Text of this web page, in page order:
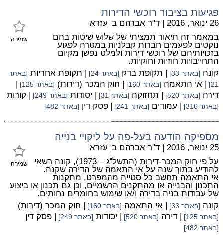
פגיעות בציבור רוכשי הדירות
שמירה
26 ינואר, 2016 | ד"ר אברהם בן עזרא
במאמר זה תיאור תמציתי של שלוש שיטות בהם
נוקטים לפעמים חברות קבלניות במטרה לפגוע
בזכויותיהם של רוכשי דירות ולמלט נפשן מקיום
התחייבויות חוזיות וחוקיות.
קונה [באתר 33] | תקופת בדק [באתר 24] | תקופת אחריות [באתר
21]
| אי התאמה [באתר 160] | חוק המכר (דירות) [באתר 125]
|
דירה [באתר 520] | תחזוקה [באתר 31] | יסודות [באתר 249] | קורות
[באתר 316] | עמודים [באתר 241] | פסק דין [באתר 482]
מספיקה הודעה בעל-פה על ליקויי בנייה
שמירה
25 ינואר, 2016 | ד"ר אברהם בן עזרא
על פי חוק המכר-דירות (התשל"ג – 1973), קונה רשאי
להודיע בתוך שנה על אי התאמה של הדירה שקנה.
אי התאמה תחשב כל סטייה מהמפרט, מתקנות
התכנון והבנייה או מהתקנים הרשמיים, וכן גם תכנון או ביצוע
של עבודות בניה בדירה ו/או שימוש בחומרים נחותים.
קונה [באתר 33] | אי התאמה [באתר 160] | חוק המכר (דירות)
[באתר 125] | דירה [באתר 520] | יסודות [באתר 249] | פסק דין
[באתר 482]